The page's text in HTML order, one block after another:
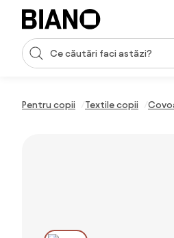
Sari peste navigare, accesează
Introducerea căutării
Pentru copii Textile copii